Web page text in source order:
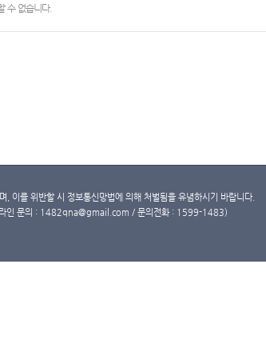
수 없습니다.
이를 위반할 시 정보통신망법에 의해 처벌됨을 유념하시기 바랍니다.
인 문의 : 1482qna@gmail.com / 문의전화 : 1599-1483)